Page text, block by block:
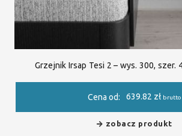
Grzejnik Irsap Tesi 2 – wys. 300, szer.
Cena od: 639.82 zł brutto
zobacz produkt